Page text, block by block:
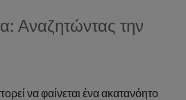
Αναζητώντας την
να φαίνεται ένα ακατανόητο